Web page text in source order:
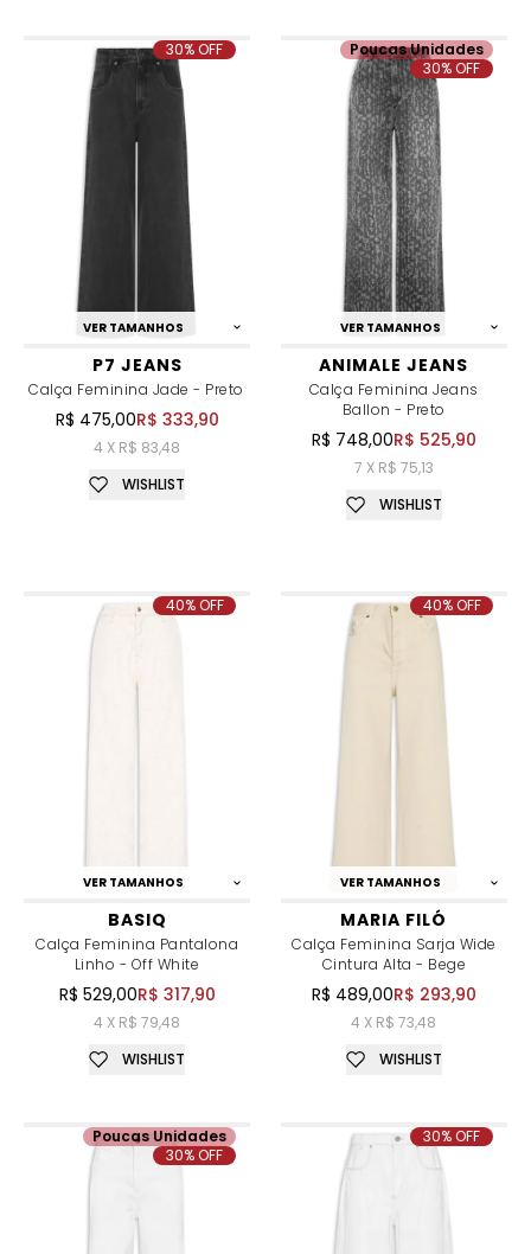
VER TAMANHOS
P7 JEANS
Calça Feminina Jade - Preto
R$ 475,00R$ 333,90
4 X R$ 83,48
30% OFF
WISHLIST
VER TAMANHOS
ANIMALE JEANS
Calça Feminina Jeans
Ballon - Preto
R$ 748,00R$ 525,90
7 X R$ 75,13
Poucas Unidades
30% OFF
WISHLIST
VER TAMANHOS
BASIQ
Calça Feminina Pantalona
Linho - Off White
R$ 529,00R$ 317,90
4 X R$ 79,48
40% OFF
WISHLIST
VER TAMANHOS
MARIA FILÓ
Calça Feminina Sarja Wide
Cintura Alta - Bege
R$ 489,00R$ 293,90
4 X R$ 73,48
40% OFF
WISHLIST
Poucas Unidades
30% OFF
30% OFF